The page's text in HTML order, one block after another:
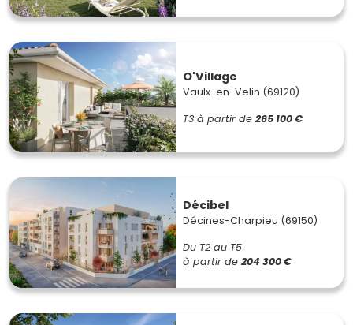
O'Village
Vaulx-en-Velin (69120)
T3 à partir de 265 100 €
Décibel
Décines-Charpieu (69150)
Du T2 au T5
à partir de 204 300 €